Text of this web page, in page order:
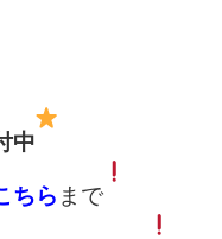
中
ちら まで